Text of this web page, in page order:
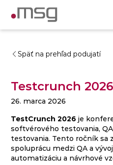
Späť na prehľad podujatí
Testcrunch 2026
26. marca 2026
TestCrunch 2026 je
softvérového testovania,
testovania. Tento ročník sa
spoluprácu medzi QA a
automatizáciu a návrhové